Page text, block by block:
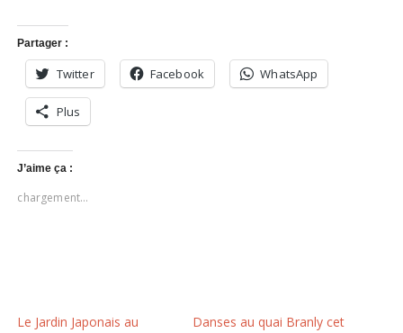
Partager :
Twitter Facebook WhatsApp
Plus
J’aime ça :
chargement…
Le Jardin Japonais au
Danses au quai Branly cet